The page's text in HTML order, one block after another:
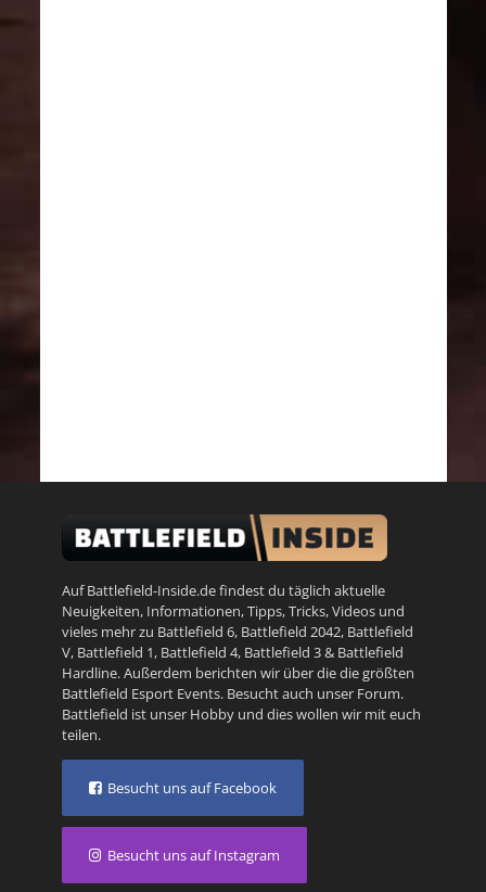
Auf Battlefield-Inside.de findest du täglich aktuelle
Neuigkeiten, Informationen, Tipps, Tricks, Videos und
vieles mehr zu Battlefield 6, Battlefield 2042, Battlefield
V, Battlefield 1, Battlefield 4, Battlefield 3& Battlefield
Hardline. Außerdem berichten wir über die die größten
Battlefield Esport Events. Besucht auch unser Forum.
Battlefield ist unser Hobby und dies wollen wir mit euch
teilen.
Besucht uns auf Facebook
Besucht uns auf Instagram